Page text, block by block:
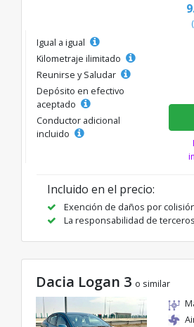
Igual a igual
Kilometraje ilimitado
Reunirse y Saludar
Depósito en efectivo
aceptado
Conductor adicional
incluido
Incluido en el precio:
Exención de daños por
La responsabilidad de
Dacia Logan 3 o similar